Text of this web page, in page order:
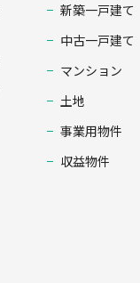
新築一戸建て
中古一戸建て
マンション
土地
事業用物件
収益物件